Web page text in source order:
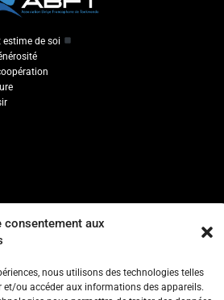
consentement aux
nous utilisons des technologies telles
et/ou accéder aux informations des appareils.
estime de soi
de Taekwondo
- 1160 Auderghem